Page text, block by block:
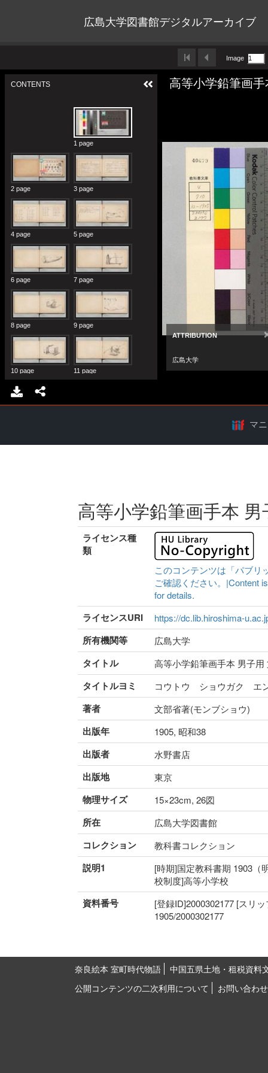
広島大学図書館デジタルアーカイブ
マ
高等小学鉛筆画手本
ライセンス種
類
このコンテンツは「パブリ
ご確認ください。|Content
for details.
ライセンスURI https://dc.lib.hiroshima-
所有機関等 広島大学
タイトル 高等小学鉛筆画手本 男子用
タイトルヨミ コウトウ ショウガク エ
著者 文部省著(モンブショウ)
出版年 1905, 昭和38
出版者 水野書店
出版地 東京
物理サイズ 15×23cm, 26図
所在 広島大学図書館
コレクション 教科書コレクション
説明1
[時期]国定教科書期 1903（
校制度]高等小学校
資料番号
[登録ID]2000302177 [スリ
1905/2000302177
奈良絵本 室町時代物語
中国五県土地・租税資料
公開コンテンツの二次利用について
お問い合わせ